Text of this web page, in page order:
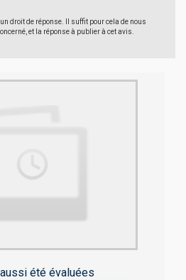
droit de réponse. Il suffit pour cela de nous
et la réponse à publier à cet avis.
été évaluées